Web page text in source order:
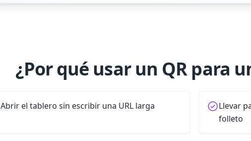
¿Por qué usar un QR para
Abrir el tablero sin escribir una URL larga
Llevar
folleto